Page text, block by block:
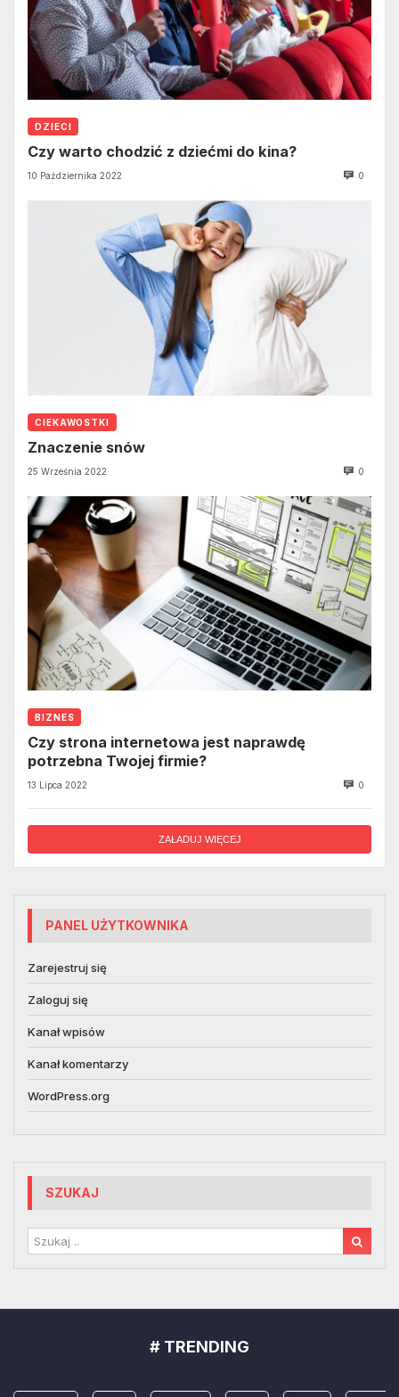
DZIECI
Czy warto chodzić z dziećmi do kina?
10 Października 2022 0
CIEKAWOSTKI
Znaczenie snów
25 Września 2022 0
BIZNES
Czy strona internetowa jest naprawdę
potrzebna Twojej firmie?
13 Lipca 2022 0
ZAŁADUJ WIĘCEJ
PANEL UŻYTKOWNIKA
Zarejestruj się
Zaloguj się
Kanał wpisów
Kanał komentarzy
WordPress.org
SZUKAJ
# TRENDING